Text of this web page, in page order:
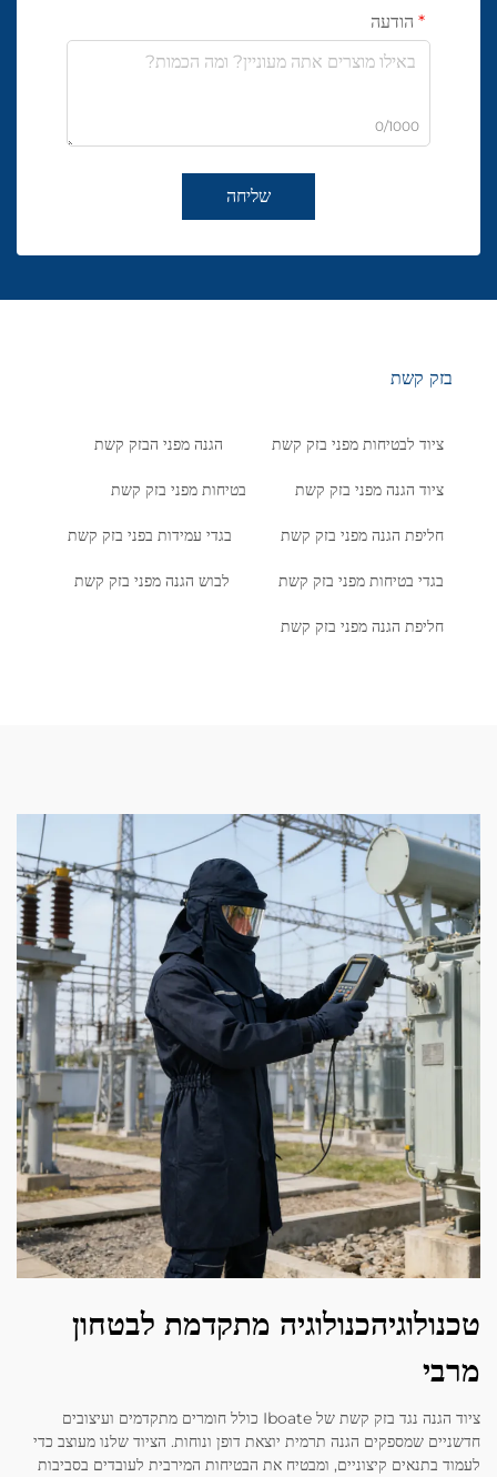
הודעה
0/1000
שליחה
בזק קשת
ציוד לבטיחות מפני בזק קשת הגנה מפני הבזק קשת
ציוד הגנה מפני בזק קשת בטיחות מפני בזק קשת
חליפת הגנה מפני בזק קשת בגדי עמידות בפני בזק קשת
בגדי בטיחות מפני בזק קשת לבוש הגנה מפני בזק קשת
חליפת הגנה מפני בזק קשת
טכנולוגיהכנולוגיה מתקדמת לבטחון
מרבי
ציוד הגנה נגד בזק קשת של Iboate כולל חומרים מתקדמים ועיצובים
חדשניים שמספקים הגנה תרמית יוצאת דופן ונוחות. הציוד שלנו מעוצב כדי
לעמוד בתנאים קיצוניים, ומבטיח את הבטיחות המירבית לעובדים בסביבות